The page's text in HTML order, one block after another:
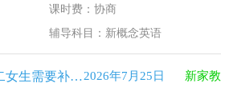
课时费：协商
辅导科目：新概念英语
江宁区天元城小区高二女生需要补习政治 历史2026年7月25日 新家教